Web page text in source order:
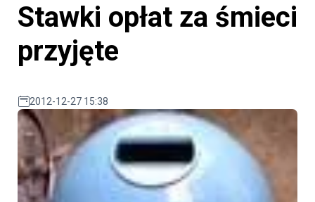
Stawki opłat za śmieci
przyjęte
2012-12-27 15:38